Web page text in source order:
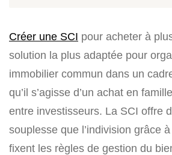
Créer une SCI pour acheter à
solution la plus adaptée pour
immobilier commun dans un
qu’il s’agisse d’un achat en
entre investisseurs. La SCI offre
souplesse que l’indivision grâce
fixent les règles de gestion du